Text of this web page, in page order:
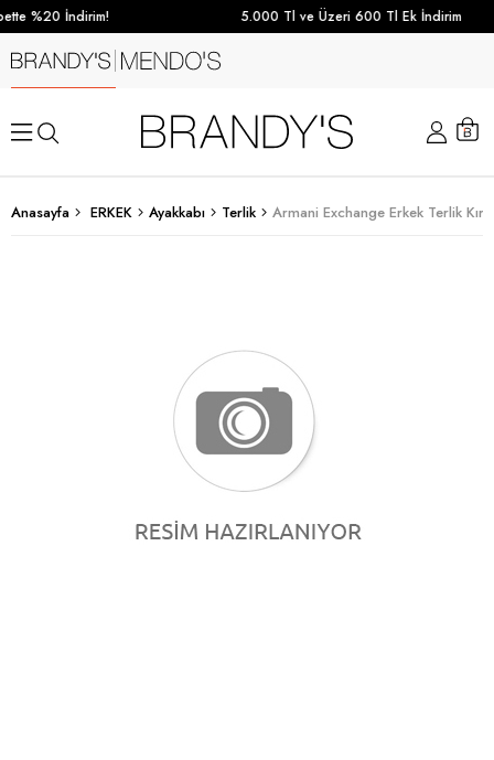
%20 İndirim! 5.000 Tl ve Üzeri 600 Tl Ek İndirim
Anasayfa ERKEK Ayakkabı Terlik Armani Exchange Erkek Terlik